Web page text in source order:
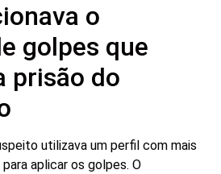
o
golpes que
prisão do
utilizava um perfil com mais
aplicar os golpes. O